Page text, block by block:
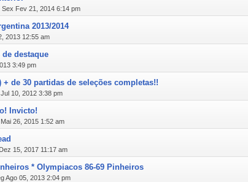
Sex Fev 21, 2014 6:14 pm
2013/2014
2013 12:55 am
de destaque
3:49 pm
+ de 30 partidas de seleções completas!!
10, 2012 3:38 pm
Invicto!
26, 2015 1:52 am
15, 2017 11:17 am
* Olympiacos 86-69 Pinheiros
Ago 05, 2013 2:04 pm